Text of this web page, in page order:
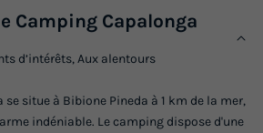
Camping Capalonga
d’intérêts, Aux alentours
situe à Bibione Pineda à 1 km de la mer,
indéniable. Le camping dispose d'une